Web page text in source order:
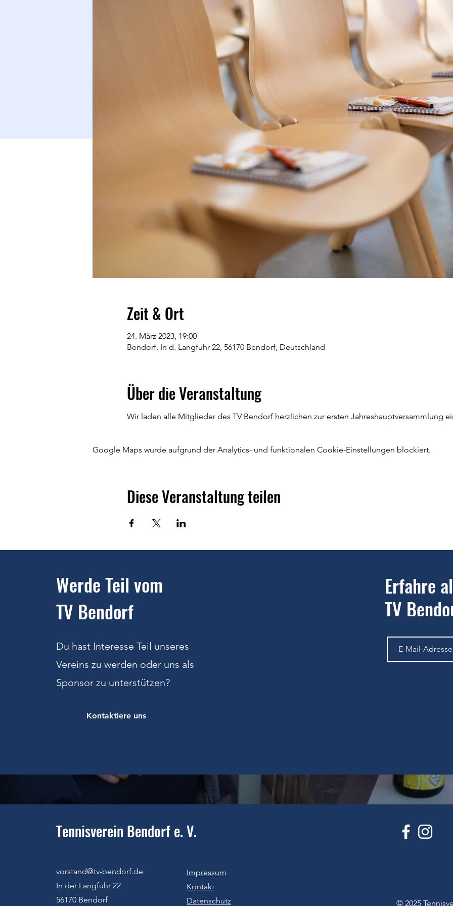
Zeit & Ort
24. März 2023, 19:00
Bendorf, In d. Langfuhr 22, 56170 Bendorf, Deutschland
Über die Veranstaltung
Wir laden alle Mitglieder des TV Bendorf herzlichen zur ersten Jahreshauptversammlung
Google Maps wurde aufgrund der Analytics- und funktionalen Cookie-Einstellungen blockiert.
Diese Veranstaltung teilen
Werde Teil vom
TV Bendorf
Du hast Interesse Teil unseres
Vereins zu werden oder uns als
Sponsor zu unterstützen?
Kontaktiere uns
Erfahre
TV
Tennisverein Bendorf e. V.
vorstand@tv-bendorf.de
In der Langfuhr 22
56170 Bendorf
Impressum
Kontakt
Datenschutz
© 2025